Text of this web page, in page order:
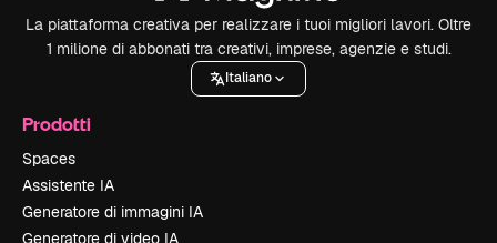
La piattaforma creativa per realizzare i tuoi migliori lavori. Oltre
1 milione di abbonati tra creativi, imprese, agenzie e studi.
Italiano
Prodotti
Spaces
Assistente IA
Generatore di immagini IA
Generatore di video IA